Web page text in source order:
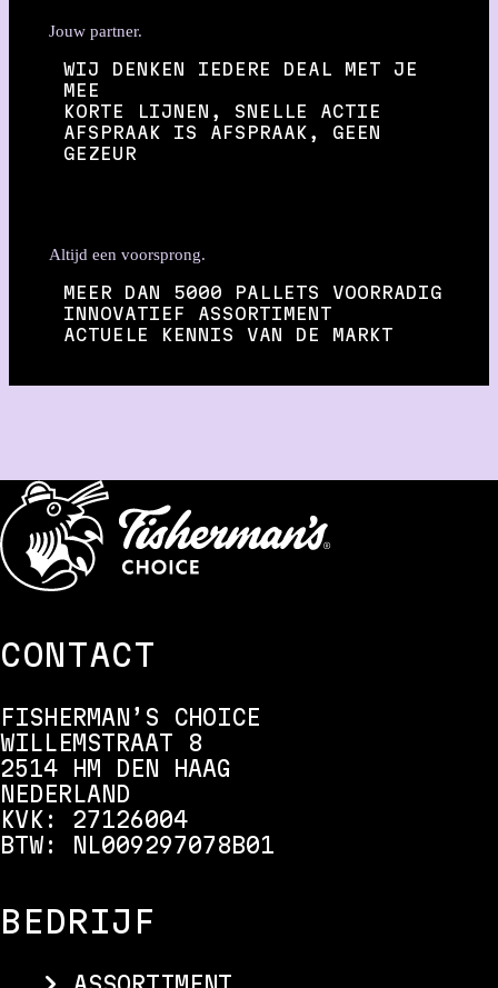
Jouw partner.
WIJ DENKEN IEDERE DEAL MET JE
MEE
KORTE LIJNEN, SNELLE ACTIE
AFSPRAAK IS AFSPRAAK, GEEN
GEZEUR
Altijd een voorsprong.
MEER DAN 5000 PALLETS VOORRADIG
INNOVATIEF ASSORTIMENT
ACTUELE KENNIS VAN DE MARKT
CONTACT
FISHERMAN’S CHOICE
WILLEMSTRAAT 8
2514 HM DEN HAAG
NEDERLAND
KVK: 27126004
BTW: NL009297078B01
BEDRIJF